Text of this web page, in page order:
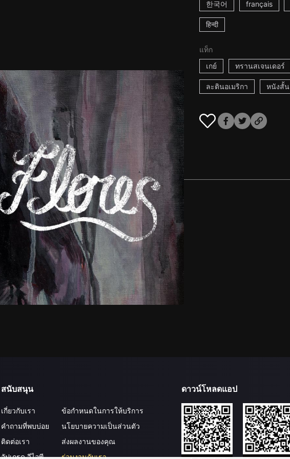
한국어 français
हिन्दी
แท็ก
เกย์
ทรานสเจนเดอร์
ละตินอเมริกา หนังสั้น
สนับสนุน
เกี่ยวกับเรา
คำถามที่พบบ่อย
ติดต่อเรา
อัปเกรด วีไอพี
ข้อกำหนดในการให้บริการ
นโยบายความเป็นส่วนตัว
ส่งผลงานของคุณ
ร่วมงานกับเรา
ดาวน์โหลดแอป